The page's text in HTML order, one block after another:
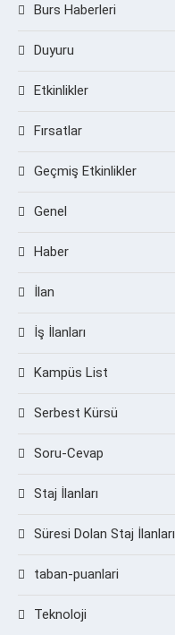
Burs Haberleri
Duyuru
Etkinlikler
Fırsatlar
Geçmiş Etkinlikler
Genel
Haber
İlan
İş İlanları
Kampüs List
Serbest Kürsü
Soru-Cevap
Staj İlanları
Süresi Dolan Staj İlanları
taban-puanlari
Teknoloji